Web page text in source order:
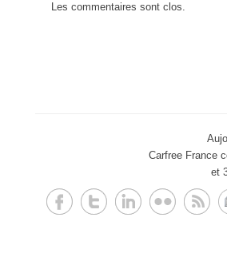
Les commentaires sont clos.
Carfree France
et